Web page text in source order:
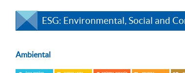
ESG: Environmental, Social and
Ambiental